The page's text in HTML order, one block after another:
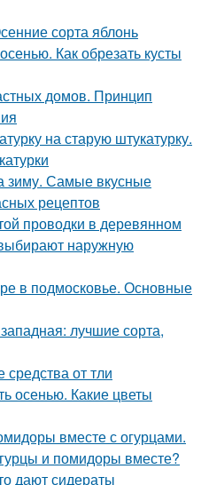
сорта яблонь
Как обрезать кусты
домов. Принцип
на старую штукатурку.
зиму. Самые вкусные
рецептов
проводки в деревянном
наружную
в подмосковье. Основные
лучшие сорта,
от тли
осенью. Какие цветы
вместе с огурцами.
и помидоры вместе?
дают сидераты